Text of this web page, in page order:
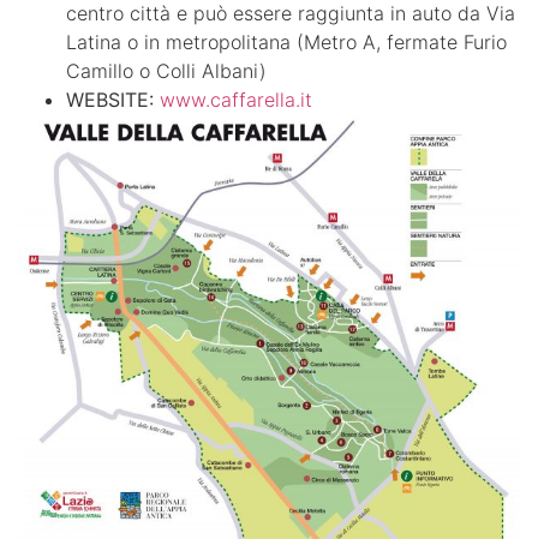
centro città e può essere raggiunta in auto da Via
Latina o in metropolitana (Metro A, fermate Furio
Camillo o Colli Albani)
WEBSITE: www.caffarella.it